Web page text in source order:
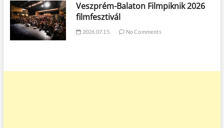
Veszprém-Balaton Filmpiknik 2026
filmfesztivál
2026.07.15. No Comments